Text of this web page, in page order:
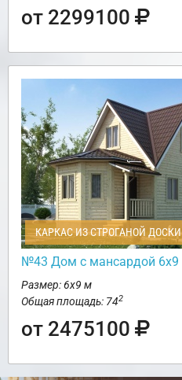
от 2299100
КАРКАС ИЗ СТРОГАНОЙ ДОСКИ
№43 Дом с мансардой 6х9
Размер: 6х9 м
Общая площадь: 742
от 2475100